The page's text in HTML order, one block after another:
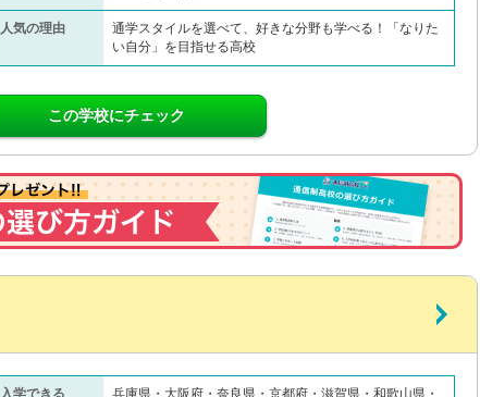
人気の理由
通学スタイルを選べて、好きな分野も学べる！「なりた
い自分」を目指せる高校
この学校にチェック
入学できる
兵庫県・大阪府・奈良県・京都府・滋賀県・和歌山県・